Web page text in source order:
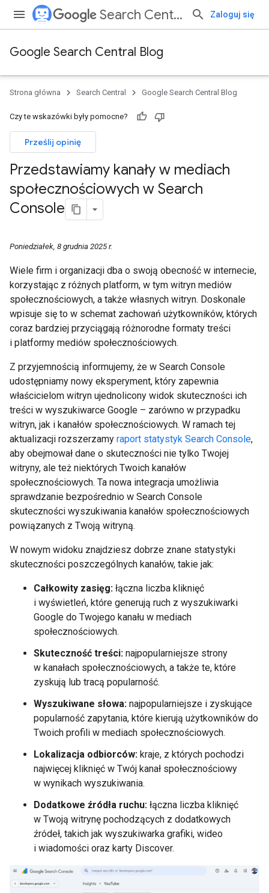
Search Central Zaloguj się
Google Search Central Blog
Strona główna Search Central Google Search Central Blog
Czy te wskazówki były pomocne?
Prześlij opinię
Przedstawiamy kanały w mediach
społecznościowych w Search
Console
Poniedziałek, 8 grudnia 2025 r.
Wiele firm i organizacji dba o swoją obecność w internecie,
korzystając z różnych platform, w tym witryn mediów
społecznościowych, a także własnych witryn. Doskonale
wpisuje się to w schemat zachowań użytkowników, których
coraz bardziej przyciągają różnorodne formaty treści
i platformy mediów społecznościowych.
Z przyjemnością informujemy, że w Search Console
udostępniamy nowy eksperyment, który zapewnia
właścicielom witryn ujednolicony widok skuteczności ich
treści w wyszukiwarce Google – zarówno w przypadku
witryn, jak i kanałów społecznościowych. W ramach tej
aktualizacji rozszerzamy raport statystyk Search Console,
aby obejmował dane o skuteczności nie tylko Twojej
witryny, ale też niektórych Twoich kanałów
społecznościowych. Ta nowa integracja umożliwia
sprawdzanie bezpośrednio w Search Console
skuteczności wyszukiwania kanałów społecznościowych
powiązanych z Twoją witryną.
W nowym widoku znajdziesz dobrze znane statystyki
skuteczności poszczególnych kanałów, takie jak:
Całkowity zasięg: łączna liczba kliknięć
i wyświetleń, które generują ruch z wyszukiwarki
Google do Twojego kanału w mediach
społecznościowych.
Skuteczność treści: najpopularniejsze strony
w kanałach społecznościowych, a także te, które
zyskują lub tracą popularność.
Wyszukiwane słowa: najpopularniejsze i zyskujące
popularność zapytania, które kierują użytkowników do
Twoich profili w mediach społecznościowych.
Lokalizacja odbiorców: kraje, z których pochodzi
najwięcej kliknięć w Twój kanał społecznościowy
w wynikach wyszukiwania.
Dodatkowe źródła ruchu: łączna liczba kliknięć
w Twoją witrynę pochodzących z dodatkowych
źródeł, takich jak wyszukiwarka grafiki, wideo
i wiadomości oraz karty Discover.